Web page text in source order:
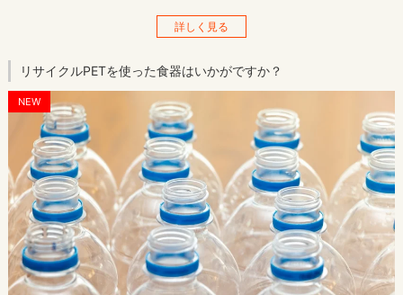
詳しく見る
リサイクルPETを使った食器はいかがですか？
NEW